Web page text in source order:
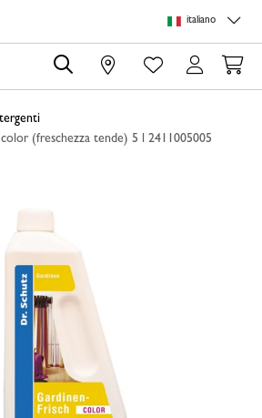
italiano
0
(freschezza tende) 5 l 2411005005